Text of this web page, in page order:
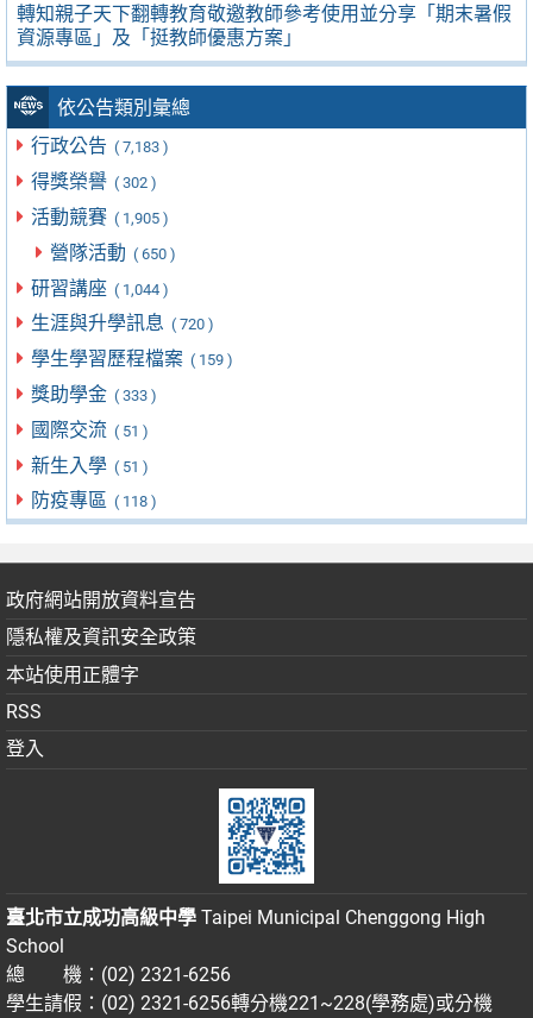
轉知親子天下翻轉教育敬邀教師參考使用並分享「期末暑假
資源專區」及「挺教師優惠方案」
依公告類別彙總
行政公告 ( 7,183 )
得獎榮譽 ( 302 )
活動競賽 ( 1,905 )
營隊活動 ( 650 )
研習講座 ( 1,044 )
生涯與升學訊息 ( 720 )
學生學習歷程檔案 ( 159 )
獎助學金 ( 333 )
國際交流 ( 51 )
新生入學 ( 51 )
防疫專區 ( 118 )
政府網站開放資料宣告
隱私權及資訊安全政策
本站使用正體字
RSS
登入
臺北市立成功高級中學 Taipei Municipal Chenggong High
School
總 機：(02) 2321-6256
學生請假：(02) 2321-6256轉分機221~228(學務處)或分機